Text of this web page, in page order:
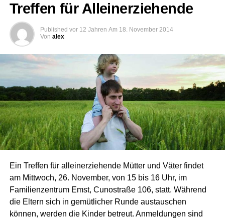
Treffen für Alleinerziehende
Published vor 12 Jahren Am 18. November 2014
Von alex
Ein Treffen für alleinerziehende Mütter und Väter findet
am Mittwoch, 26. November, von 15 bis 16 Uhr, im
Familienzentrum Emst, Cunostraße 106, statt. Während
die Eltern sich in gemütlicher Runde austauschen
können, werden die Kinder betreut. Anmeldungen sind